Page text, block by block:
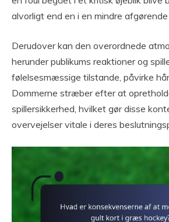
alvorligt end en i en mindre afgørende
Derudover kan den overordnede
herunder publikums reaktioner og
følelsesmæssige tilstande, påvirke
Dommerne stræber efter at
spillersikkerhed, hvilket gør disse
overvejelser vitale i deres